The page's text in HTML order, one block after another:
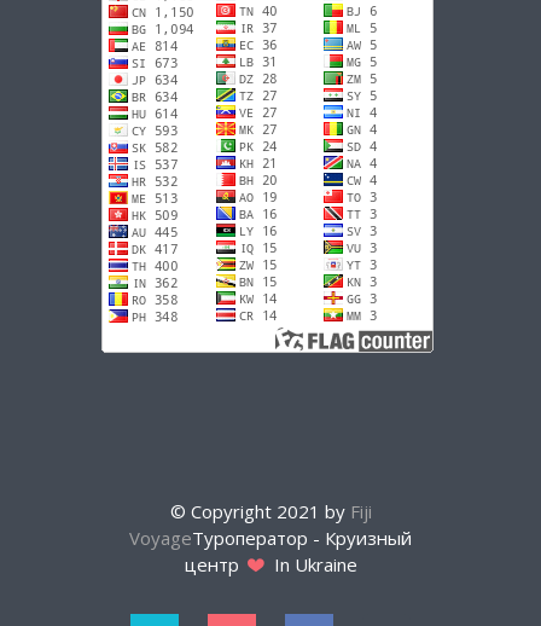
© Copyright 2021 by Fiji
VoyageТуроператор - Круизный
центр
In Ukraine